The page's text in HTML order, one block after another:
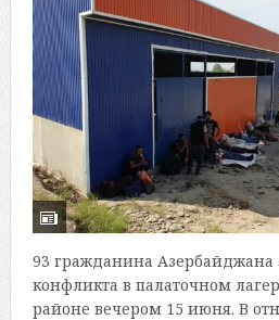
93 гражданина
конфликта в палаточном
районе вечером 15 июня. В